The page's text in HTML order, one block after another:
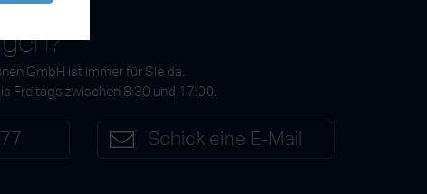
GmbH ist immer für Sie da.
Freitags zwischen 8:30 und 17:00.
Schick eine E-Mail